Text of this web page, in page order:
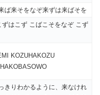
ば来そをなぞ来ずは来ばそを
はこず こばこそをなぞ こず
KOZUHAKOZU
きりわかるように、来なけれ